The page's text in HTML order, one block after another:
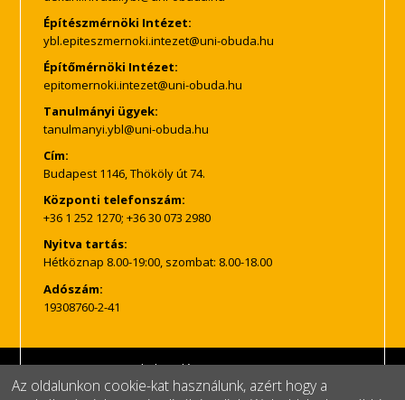
Az oldalunkon cookie-kat használunk, azért hogy a
Építészmérnöki Intézet:
Építőmérnöki Intézet:
Tanulmányi ügyek:
Cím:
Budapest 1146, Thököly út 74.
Központi telefonszám:
+36 1 252 1270; +36 30 073 2980
Nyitva tartás:
Hétköznap 8.00-19:00, szombat: 8.00-18.00
Adószám:
19308760-2-41
Impresszum
Adatkezelés